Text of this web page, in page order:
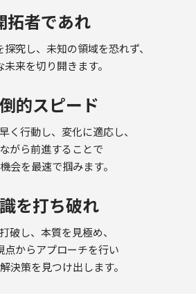
Wantedly
news/topics
CONTACT US
拓者であれ
究し、未知の領域を恐れず、
未来を切り開きます。
的スピード
く行動し、変化に適応し、
がら前進することで
会を最速で掴みます。
を打ち破れ
破し、本質を見極め、
点からアプローチを行い
決策を見つけ出します。